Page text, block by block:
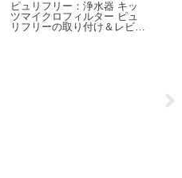
ピュリフリー：浄水器 キッ
ツマイクロフィルター ピュ
リフリーの取り付け＆レビュ